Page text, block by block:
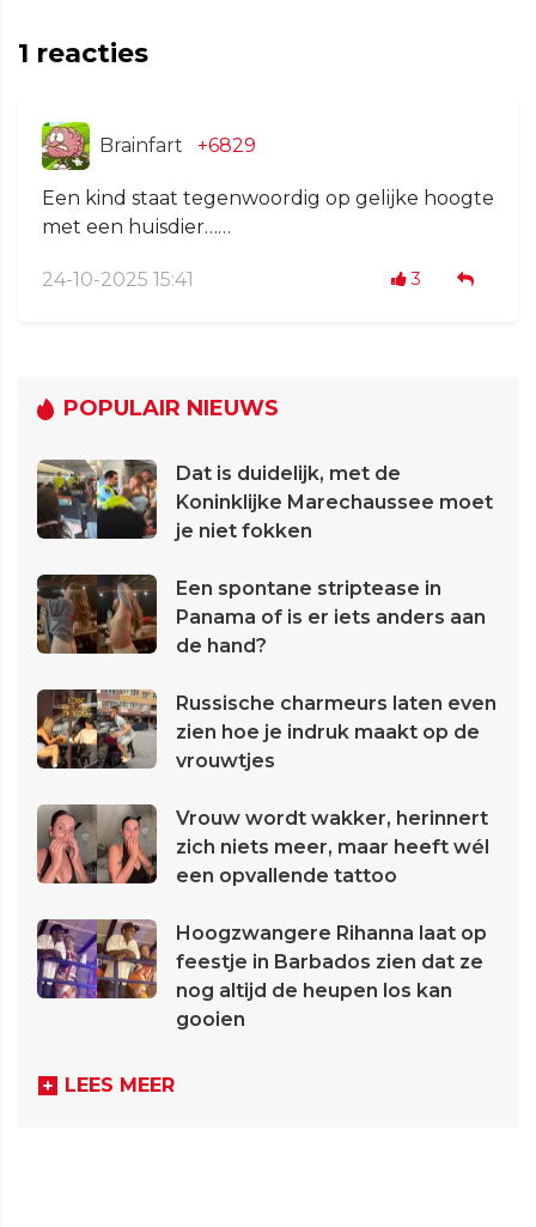
1 reacties
Brainfart +6829
Een kind staat tegenwoordig op gelijke hoogte
met een huisdier……
24-10-2025 15:41 3
POPULAIR NIEUWS
Dat is duidelijk, met de
Koninklijke Marechaussee moet
je niet fokken
Een spontane striptease in
Panama of is er iets anders aan
de hand?
Russische charmeurs laten even
zien hoe je indruk maakt op de
vrouwtjes
Vrouw wordt wakker, herinnert
zich niets meer, maar heeft wél
een opvallende tattoo
Hoogzwangere Rihanna laat op
feestje in Barbados zien dat ze
nog altijd de heupen los kan
gooien
LEES MEER